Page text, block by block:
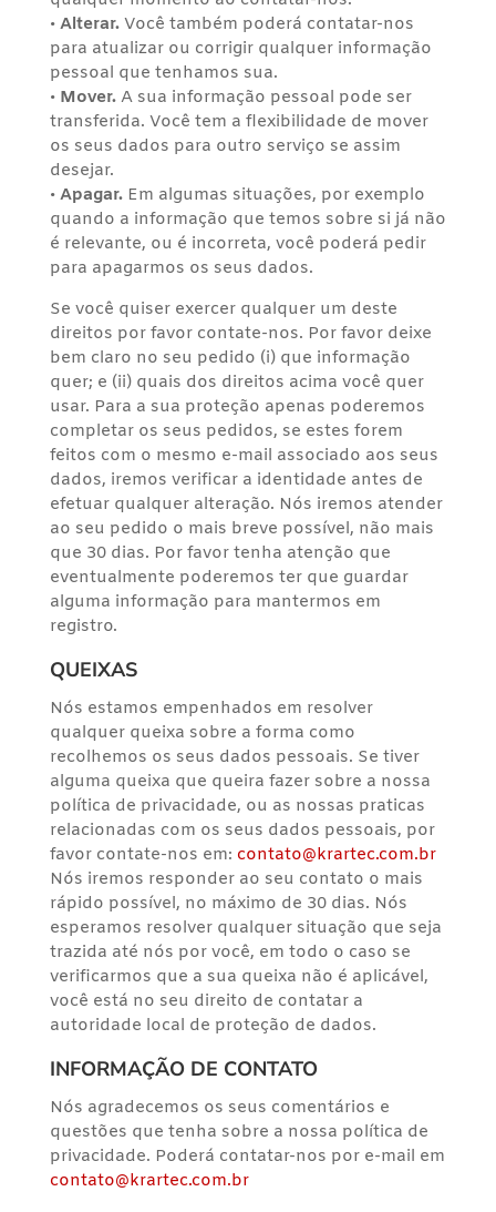
• Alterar.Você também poderá contatar-nos
para atualizar ou corrigir qualquer informação
pessoal que tenhamos sua.
• Mover.A sua informação pessoal pode ser
transferida. Você tem a flexibilidade de mover
os seus dados para outro serviço se assim
desejar.
• Apagar.Em algumas situações, por exemplo
quando a informação que temos sobre si já não
é relevante, ou é incorreta, você poderá pedir
para apagarmos os seus dados.
Se você quiser exercer qualquer um deste
direitos por favor contate-nos. Por favor deixe
bem claro no seu pedido (i) que informação
quer; e (ii) quais dos direitos acima você quer
usar. Para a sua proteção apenas poderemos
completar os seus pedidos, se estes forem
feitos com o mesmo e-mail associado aos seus
dados, iremos verificar a identidade antes de
efetuar qualquer alteração. Nós iremos atender
ao seu pedido o mais breve possível, não mais
que 30 dias. Por favor tenha atenção que
eventualmente poderemos ter que guardar
alguma informação para mantermos em
registro.
QUEIXAS
Nós estamos empenhados em resolver
qualquer queixa sobre a forma como
recolhemos os seus dados pessoais. Se tiver
alguma queixa que queira fazer sobre a nossa
política de privacidade, ou as nossas praticas
relacionadas com os seus dados pessoais, por
favor contate-nos em: contato@krartec.com.br
Nós iremos responder ao seu contato o mais
rápido possível, no máximo de 30 dias. Nós
esperamos resolver qualquer situação que seja
trazida até nós por você, em todo o caso se
verificarmos que a sua queixa não é aplicável,
você está no seu direito de contatar a
autoridade local de proteção de dados.
INFORMAÇÃO DE CONTATO
Nós agradecemos os seus comentários e
questões que tenha sobre a nossa política de
privacidade. Poderá contatar-nos por e-mail em
contato@krartec.com.br